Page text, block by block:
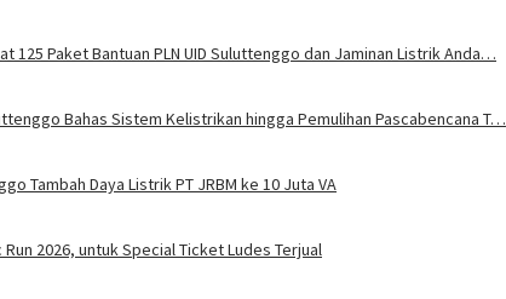
125 Paket Bantuan PLN UID Suluttenggo dan Jaminan Listrik Anda…
Bahas Sistem Kelistrikan hingga Pemulihan Pascabencana T…
Tambah Daya Listrik PT JRBM ke 10 Juta VA
2026, untuk Special Ticket Ludes Terjual